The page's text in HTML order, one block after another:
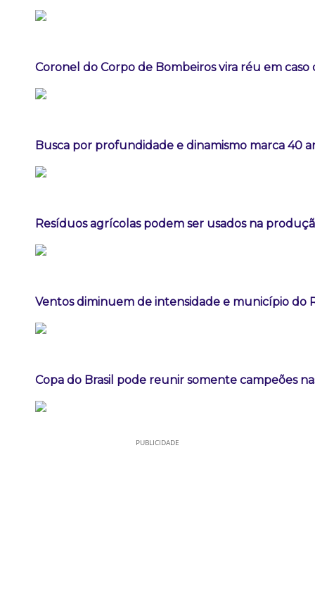
Coronel do Corpo de Bombeiros vira réu em caso
Busca por profundidade e dinamismo marca 40
Resíduos agrícolas podem ser usados na
Ventos diminuem de intensidade e município do
Copa do Brasil pode reunir somente campeões
PUBLICIDADE